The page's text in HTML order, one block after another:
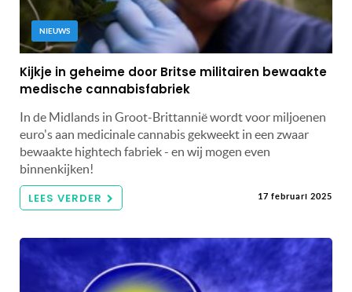
NIEUWS
Kijkje in geheime door Britse militairen bewaakte
medische cannabisfabriek
In de Midlands in Groot-Brittannië wordt voor miljoenen
euro's aan medicinale cannabis gekweekt in een zwaar
bewaakte hightech fabriek - en wij mogen even
binnenkijken!
LEES VERDER 17 februari 2025